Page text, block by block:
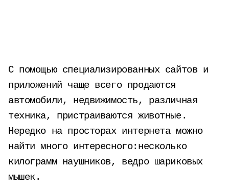
С помощью специализированных сайтов и
приложений чаще всего продаются
автомобили, недвижимость, различная
техника, пристраиваются животные.
Нередко на просторах интернета можно
найти много интересного:несколько
килограмм наушников, ведро шариковых
мышек.